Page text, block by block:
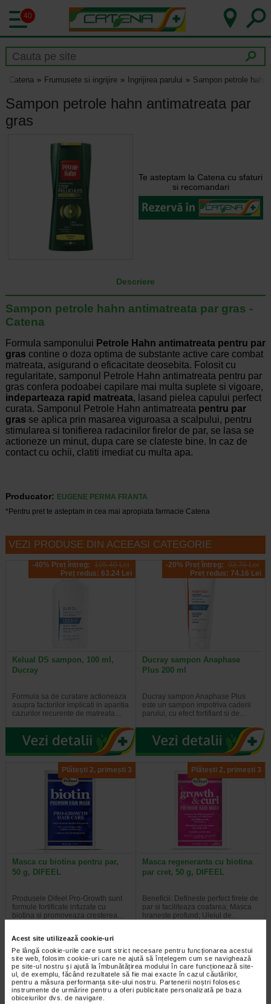
Acest site utilizează cookie-uri
Pe lângă cookie-urile care sunt strict necesare pentru funcționarea acestui
site web, folosim cookie-uri care ne ajută să înțelegem cum se navighează
pe site-ul nostru și ajută la îmbunătățirea modului în care funcționează site-
ul, de exemplu, făcând rezultatele să fie mai exacte în cazul căutărilor,
pentru a măsura performanța site-ului nostru. Partenerii noștri folosesc
instrumente de urmărire pentru a oferi publicitate personalizată pe baza
obiceiurilor dvs. de navigare.
40
Catena Frumusete si ingrijire Ingrijirea parului Sampon petrole
Sampon petrole hahn antimatreata par
gras
Te asteptam la Catena cu sfaturi
si recomandari
Descriere
Sampon petrole hahn antimatreata par gras -
Catena
Formula samponului Petrole Hahn antimatreata pentru par
gras contine o doza optima de substante active care combat
matreata, asigurand o eficacitate deosebita. Folosit cu
regularitate, samponul Petrole Hahn antimatreata pentru par
gras confera podoabei capilare mai multa suplete si vigoare,
indeparteaza rapid matreata, lasand pielea capului perfect
curata. Samponul Petrole Hahn antimatreata pentru par
gras se aplica prin masarea viguroasa a scalpului, pentru
stimularea si tonifierea radacinilor firelor de par, se lasa se
actioneze un minut, dupa care se clateste bine. In caz de
contact cu ochii, clatiti imediat cu multa apa.
Producator:
EUGENE PERMA FRANTA
*Pentru pret te asteptam in cea mai apropiata farmacie Catena
VEZI PRODUSE DIN ACEEASI CATEGORIE
-40% Preț întreg: 105.40 Lei
Preț redus: 63.24 Lei
Kelual DS sampon, 100 ml,
Ducray
Formula sa de curatare actioneaza
asupra factorilor implicati in aparitia
cazurilor recurente de matreata…
-20% Preț întreg: 92,70 Lei
Preț redus: 74.16 Lei
Ducray sampon Anaphase
Plus 200 ml
Ducray sampon Anaphase Plus
este un sampon impotriva caderii
parului, cu efect fortifiant si de…
Plătești 2, primești 3
Masca cu biotina pentru par,
50 g, DIFEEL
Produsele Difeel Pro-Growth sunt
formule fortificate infuzate cu
biotina si promoveaza cresterea…
Plătești 2, primești 3
Masca regeneranta cu biotina
par cret, 50 g, DIFEEL
Beneficii: Defineste perfect firele de
par si faciliteaza coafarea; Masca
hraneste profund; Uleiul de…
-40% Preț întreg: 60,10 Lei
Preț redus: 36.06 Lei
-40% Preț întreg: 130,60 Lei
Preț redus: 78,36 Lei